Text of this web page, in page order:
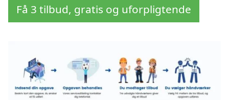
Få 3 tilbud, gratis og uforpligtende